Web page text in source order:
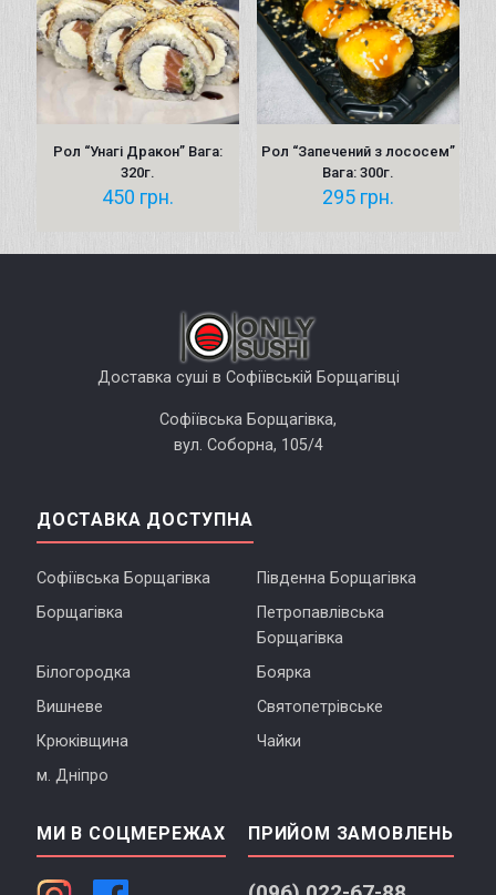
Рол “Унагі Дракон” Вага:
320г.
450 грн.
Рол “Запечений з лососем”
Вага: 300г.
295 грн.
Доставка суші в Софіївській Борщагівці
Софіївська Борщагівка,
вул. Соборна, 105/4
ДОСТАВКА ДОСТУПНА
Софіївська Борщагівка
Південна Борщагівка
Борщагівка
Петропавлівська
Борщагівка
Білогородка
Боярка
Вишневе
Святопетрівське
Крюківщина
Чайки
м. Дніпро
МИ В СОЦМЕРЕЖАХ ПРИЙОМ ЗАМОВЛЕНЬ